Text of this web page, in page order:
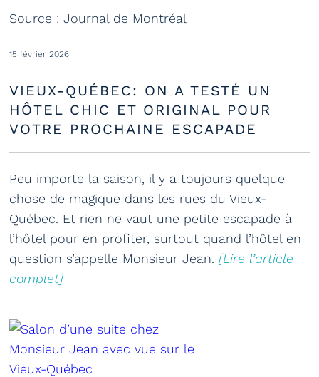
Source : Journal de Montréal
15 février 2026
VIEUX-QUÉBEC: ON A TESTÉ UN
HÔTEL CHIC ET ORIGINAL POUR
VOTRE PROCHAINE ESCAPADE
Peu importe la saison, il y a toujours quelque
chose de magique dans les rues du Vieux-
Québec. Et rien ne vaut une petite escapade à
l’hôtel pour en profiter, surtout quand l’hôtel en
question s’appelle Monsieur Jean. [Lire l’article
complet]